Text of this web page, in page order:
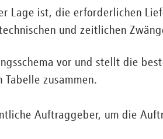
Lage ist, die erforderlichen
und zeitlichen
vor und stellt die
zusammen.
Auftraggeber, um die